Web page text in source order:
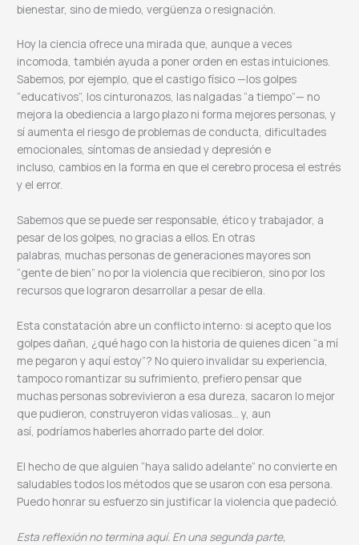
bienestar, sino de miedo, vergüenza o resignación.
Hoy la ciencia ofrece una mirada que, aunque a veces
incomoda, también ayuda a poner orden en estas intuiciones.
Sabemos, por ejemplo, que el castigo físico —los golpes
“educativos”, los cinturonazos, las nalgadas “a tiempo”— no
mejora la obediencia a largo plazo ni forma mejores personas, y
sí aumenta el riesgo de problemas de conducta, dificultades
emocionales, síntomas de ansiedad y depresión e
incluso, cambios en la forma en que el cerebro procesa el estrés
y el error.
Sabemos que se puede ser responsable, ético y trabajador, a
pesar de los golpes, no gracias a ellos. En otras
palabras, muchas personas de generaciones mayores son
“gente de bien” no por la violencia que recibieron, sino por los
recursos que lograron desarrollar a pesar de ella.
Esta constatación abre un conflicto interno: si acepto que los
golpes dañan, ¿qué hago con la historia de quienes dicen “a mí
me pegaron y aquí estoy”? No quiero invalidar su experiencia,
tampoco romantizar su sufrimiento, prefiero pensar que
muchas personas sobrevivieron a esa dureza, sacaron lo mejor
que pudieron, construyeron vidas valiosas… y, aun
así, podríamos haberles ahorrado parte del dolor.
El hecho de que alguien “haya salido adelante” no convierte en
saludables todos los métodos que se usaron con esa persona.
Puedo honrar su esfuerzo sin justificar la violencia que padeció.
Esta reflexión no termina aquí. En una segunda parte,